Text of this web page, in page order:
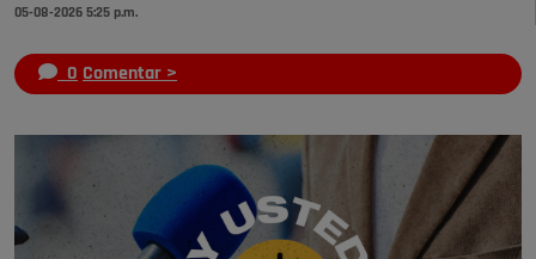
05-08-2026 5:25 p.m.
0 Comentar >